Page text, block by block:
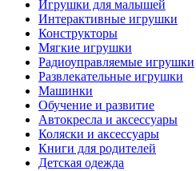
Игрушки для малышей
Интерактивные игрушки
Конструкторы
Мягкие игрушки
Радиоуправляемые игрушки
Развлекательные игрушки
Машинки
Обучение и развитие
Автокресла и аксессуары
Коляски и аксессуары
Книги для родителей
Детская одежда